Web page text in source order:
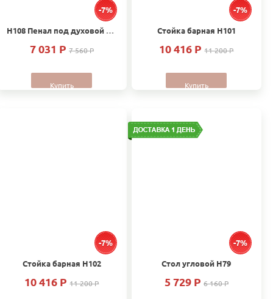
-7%
Н108 Пенал под духовой шкаф и микроволновую печь
7 031 P 7 560 P
Купить
-7%
Стойка барная H101
10 416 P11 200 P
Купить
-7%
Стойка барная H102
10 416 P11 200 P
-7%
Стол угловой Н79
5 729 P 6 160 P